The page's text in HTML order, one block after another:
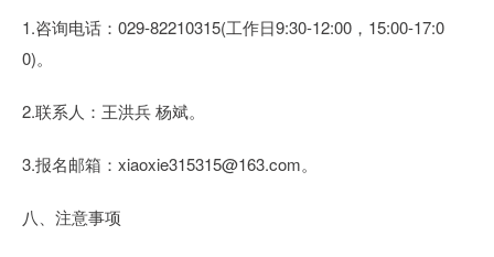
1.咨询电话：029-82210315(工作日9:30-12:00，15:00-17:0
0)。
2.联系人：王洪兵 杨斌。
3.报名邮箱：xiaoxie315315@163.com。
八、注意事项